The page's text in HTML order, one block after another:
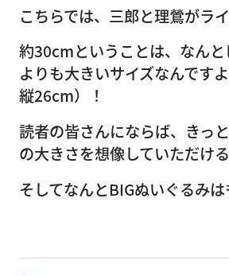
こちらでは、三郎と理鶯がライ
約30cmということは、なん
よりも大きいサイズなんです
縦26cm）！
読者の皆さんにならば、きっ
の大きさを想像していただける
そしてなんとBIGぬいぐるみは